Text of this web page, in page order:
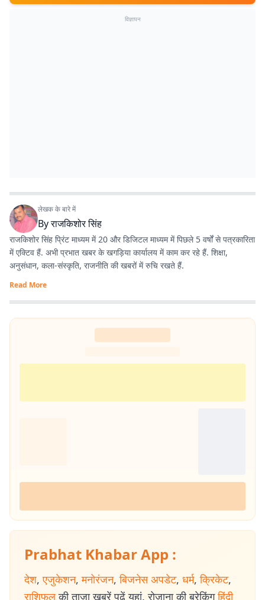
विज्ञापन
लेखक के बारे में
Byराजकिशोर सिंह
राजकिशोर सिंह प्रिंट माध्यम में 20 और डिजिटल माध्यम में पिछले 5 वर्षों से पत्रकारिता
में एक्टिव हैं. अभी प्रभात खबर के खगड़िया कार्यालय में काम कर रहे हैं. शिक्षा,
अनुसंधान, कला-संस्कृति, राजनीति की खबरों में रुचि रखते हैं.
Read More
Prabhat Khabar App :
देश, एजुकेशन, मनोरंजन, बिजनेस अपडेट, धर्म, क्रिकेट,
राशिफल की ताजा खबरें पढ़ें यहां. रोजाना की ब्रेकिंग हिंदी